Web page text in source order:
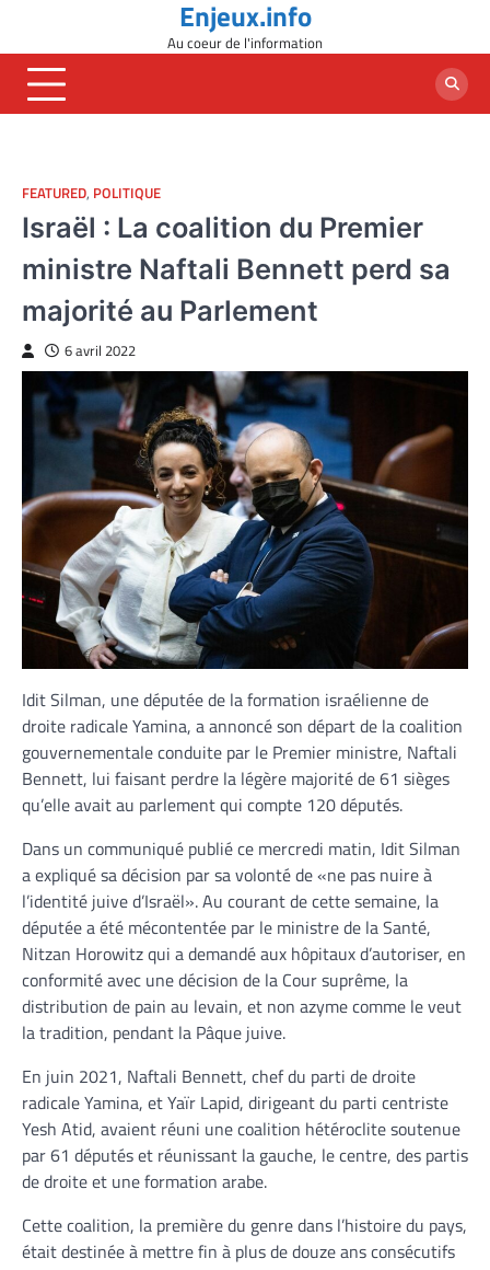
content
Enjeux.info
Au coeur de l'information
FEATURED, POLITIQUE
Israël : La coalition du Premier
ministre Naftali Bennett perd sa
majorité au Parlement
6 avril 2022
Idit Silman, une députée de la formation israélienne de
droite radicale Yamina, a annoncé son départ de la coalition
gouvernementale conduite par le Premier ministre, Naftali
Bennett, lui faisant perdre la légère majorité de 61 sièges
qu’elle avait au parlement qui compte 120 députés.
Dans un communiqué publié ce mercredi matin, Idit Silman
a expliqué sa décision par sa volonté de «ne pas nuire à
l’identité juive d’Israël». Au courant de cette semaine, la
députée a été mécontentée par le ministre de la Santé,
Nitzan Horowitz qui a demandé aux hôpitaux d’autoriser, en
conformité avec une décision de la Cour suprême, la
distribution de pain au levain, et non azyme comme le veut
la tradition, pendant la Pâque juive.
En juin 2021, Naftali Bennett, chef du parti de droite
radicale Yamina, et Yaïr Lapid, dirigeant du parti centriste
Yesh Atid, avaient réuni une coalition hétéroclite soutenue
par 61 députés et réunissant la gauche, le centre, des partis
de droite et une formation arabe.
Cette coalition, la première du genre dans l’histoire du pays,
était destinée à mettre fin à plus de douze ans consécutifs